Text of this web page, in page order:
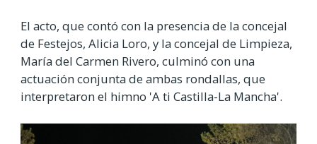
El acto, que contó con la presencia de la concejal
de Festejos, Alicia Loro, y la concejal de Limpieza,
María del Carmen Rivero, culminó con una
actuación conjunta de ambas rondallas, que
interpretaron el himno 'A ti Castilla-La Mancha'.